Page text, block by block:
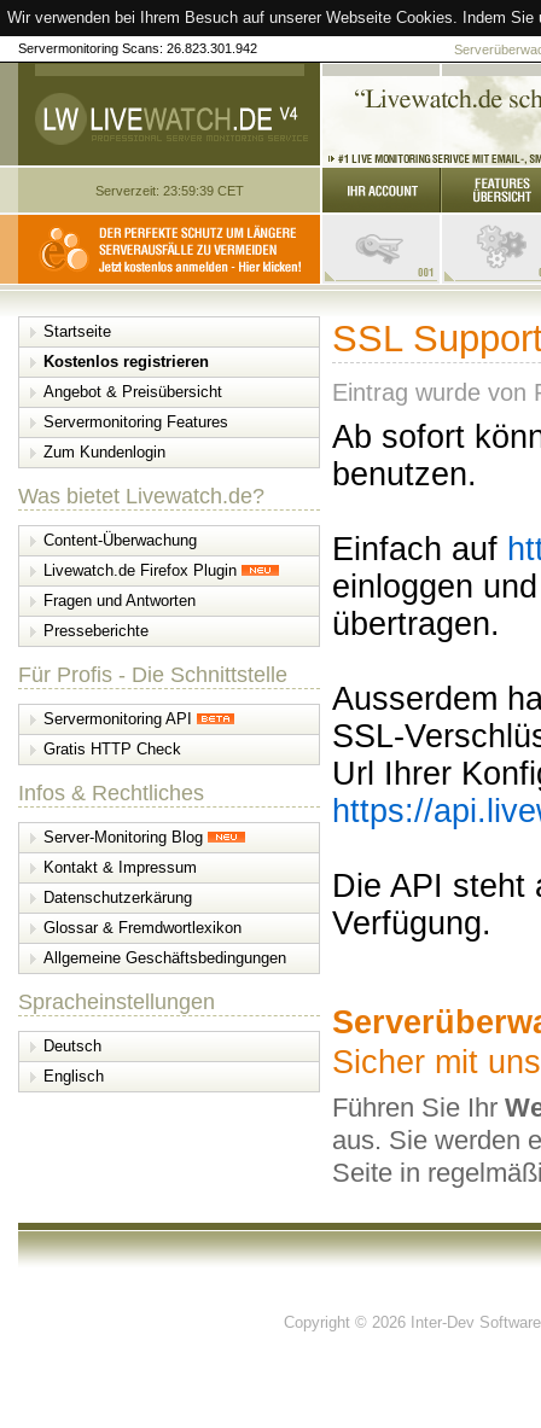
Wir verwenden bei Ihrem Besuch auf unserer Webseite Cookies. Indem
Servermonitoring Scans: 26.823.301.942
Serverzeit: 23:59:39 CET
SSL
Eintrag wurde von
Ab sofort
benutzen.
Einfach auf
einloggen
übertragen.
Ausserdem
SSL-
Url Ihrer
https://
Die API steht
Verfügung.
Sicher mit
Führen Sie Ihr
aus. Sie werden
Seite in
Startseite
Kostenlos registrieren
Angebot & Preisübersicht
Servermonitoring Features
Zum Kundenlogin
Was bietet Livewatch.de?
Content-Überwachung
Livewatch.de Firefox Plugin
Fragen und Antworten
Presseberichte
Für Profis - Die Schnittstelle
Servermonitoring API
Gratis HTTP Check
Infos & Rechtliches
Server-Monitoring Blog
Kontakt & Impressum
Datenschutzerkärung
Glossar & Fremdwortlexikon
Allgemeine Geschäftsbedingungen
Spracheinstellungen
Deutsch
Englisch
Copyright © 2026 Inter-Dev